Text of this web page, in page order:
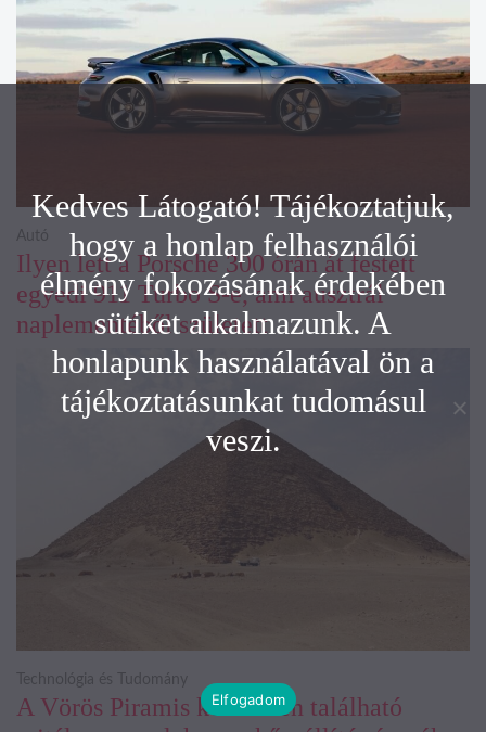
Ilyen lett a Porsche 300 órán át festett
egyedi 911 Turbo S-e, ami ausztrál
naplementéből született
Autó
A Vörös Piramis közelében található
Technológia és Tudomány
Kedves Látogató! Tájékoztatjuk,
hogy a honlap felhasználói
élmény fokozásának érdekében
sütiket alkalmazunk. A
honlapunk használatával ön a
tájékoztatásunkat tudomásul
veszi.
Elfogadom